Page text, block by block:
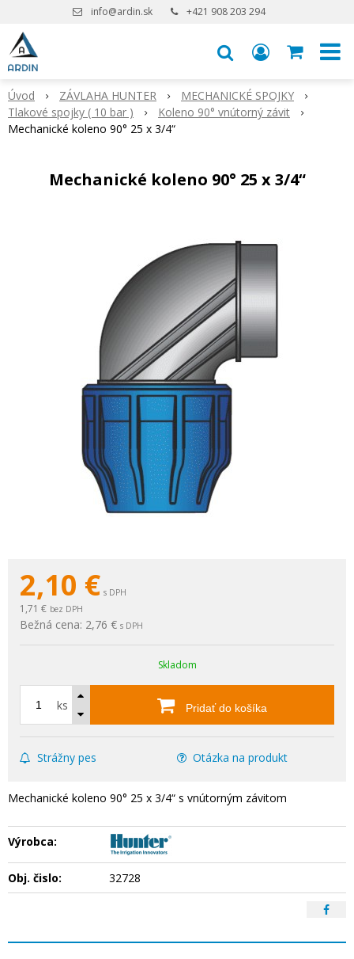
info@ardin.sk +421 908 203 294
Úvod ZÁVLAHA HUNTER
MECHANICKÉ SPOJKY
Tlakové spojky ( 10 bar )
Koleno 90° vnútorný závit
Mechanické koleno 90° 25 x 3/4“
Mechanické koleno 90° 25 x 3/4“
2,10 € s DPH
1,71 € bez DPH
Bežná cena: 2,76 € s DPH
Skladom
ks Pridať do košíka
Strážny pes Otázka na produkt
Mechanické koleno 90° 25 x 3/4“ s vnútorným závitom
Výrobca:
Obj. čislo: 32728